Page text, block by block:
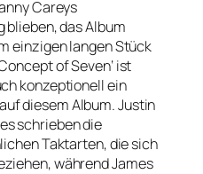
Careys
blieben, das Album
einzigen langen Stück
of Seven‘ ist
konzeptionell ein
diesem Album. Justin
schrieben die
Taktarten, die sich
während James